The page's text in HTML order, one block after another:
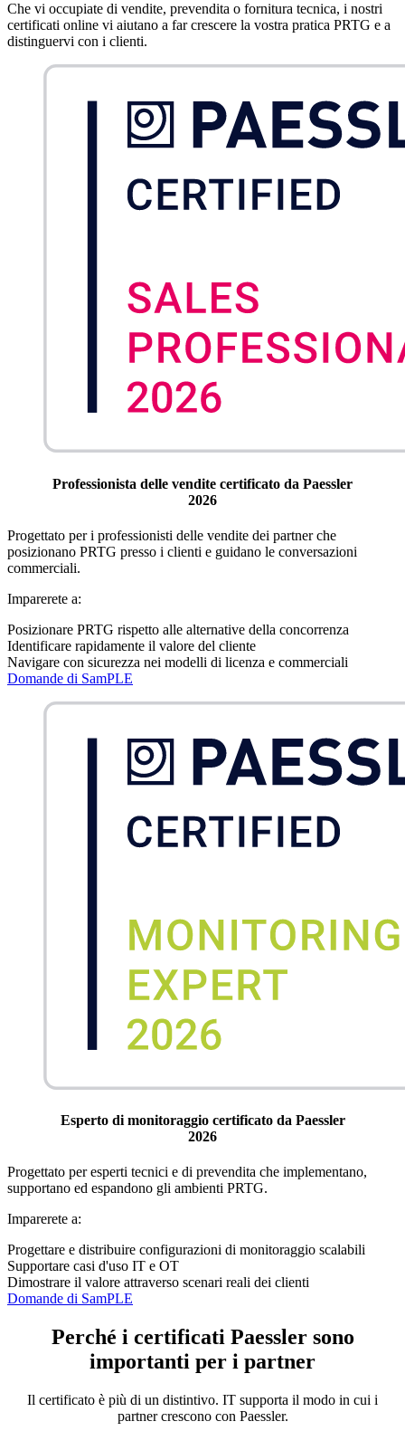
Che vi occupiate di vendite, prevendita o fornitura tecnica, i nostri
certificati online vi aiutano a far crescere la vostra pratica PRTG e a
distinguervi con i clienti.
Professionista delle vendite certificato da Paessler
2026
Progettato per i professionisti delle vendite dei partner che
posizionano PRTG presso i clienti e guidano le conversazioni
commerciali.
Imparerete a:
Posizionare PRTG rispetto alle alternative della concorrenza
Identificare rapidamente il valore del cliente
Navigare con sicurezza nei modelli di licenza e commerciali
Domande di SamPLE
Esperto di monitoraggio certificato da Paessler
2026
Progettato per esperti tecnici e di prevendita che implementano,
supportano ed espandono gli ambienti PRTG.
Imparerete a:
Progettare e distribuire configurazioni di monitoraggio scalabili
Supportare casi d'uso IT e OT
Dimostrare il valore attraverso scenari reali dei clienti
Domande di SamPLE
Perché i certificati Paessler sono
importanti per i partner
Il certificato è più di un distintivo. IT supporta il modo in cui i
partner crescono con Paessler.